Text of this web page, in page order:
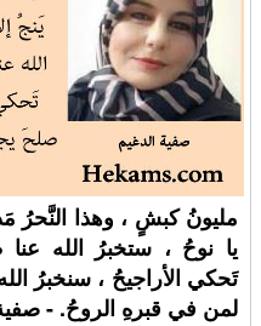
مليونُ كبشٍ ، وهذا النَّحرُ
يا نوحُ ، ستخبرُ الله
تَحكي الأراجيحُ ، سنخبرُ
لمن في قبرهِ الروحُ. -